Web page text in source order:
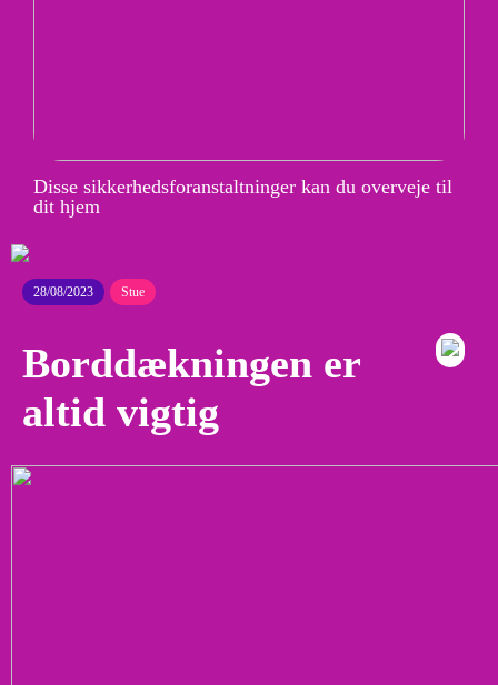
Disse sikkerhedsforanstaltninger kan du overveje til
dit hjem
28/08/2023 Stue
Borddækningen er
altid vigtig